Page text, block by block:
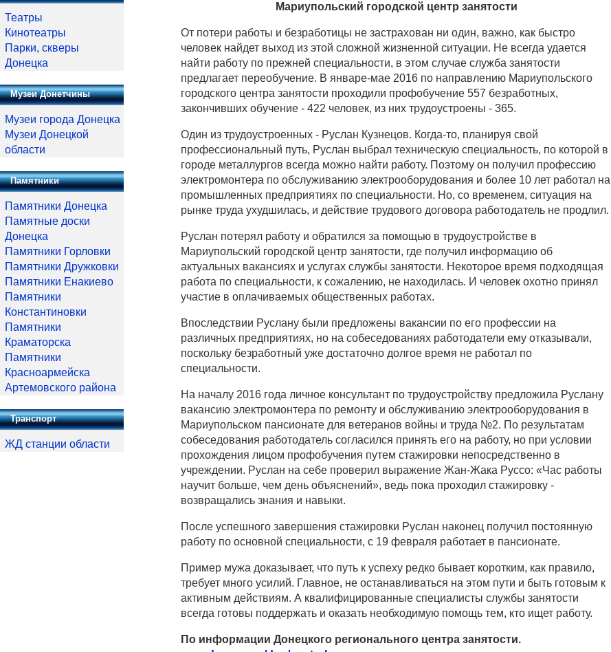
Мариупольский городской центр занятости
От потери работы и безработицы не застрахован ни один, важно, как быстро
человек найдет выход из этой сложной жизненной ситуации. Не всегда удается
найти работу по прежней специальности, в этом случае служба занятости
предлагает переобучение. В январе-мае 2016 по направлению Мариупольского
городского центра занятости проходили профобучение 557 безработных,
закончивших обучение - 422 человек, из них трудоустроены - 365.
Один из трудоустроенных - Руслан Кузнецов. Когда-то, планируя свой
профессиональный путь, Руслан выбрал техническую специальность, по которой в
городе металлургов всегда можно найти работу. Поэтому он получил профессию
электромонтера по обслуживанию электрооборудования и более 10 лет работал на
промышленных предприятиях по специальности. Но, со временем, ситуация на
рынке труда ухудшилась, и действие трудового договора работодатель не продлил.
Руслан потерял работу и обратился за помощью в трудоустройстве в
Мариупольский городской центр занятости, где получил информацию об
актуальных вакансиях и услугах службы занятости. Некоторое время подходящая
работа по специальности, к сожалению, не находилась. И человек охотно принял
участие в оплачиваемых общественных работах.
Впоследствии Руслану были предложены вакансии по его профессии на
различных предприятиях, но на собеседованиях работодатели ему отказывали,
поскольку безработный уже достаточно долгое время не работал по
специальности.
На началу 2016 года личное консультант по трудоустройству предложила Руслану
вакансию электромонтера по ремонту и обслуживанию электрооборудования в
Мариупольском пансионате для ветеранов войны и труда №2. По результатам
собеседования работодатель согласился принять его на работу, но при условии
прохождения лицом профобучения путем стажировки непосредственно в
учреждении. Руслан на себе проверил выражение Жан-Жака Руссо: «Час работы
научит больше, чем день объяснений», ведь пока проходил стажировку -
возвращались знания и навыки.
После успешного завершения стажировки Руслан наконец получил постоянную
работу по основной специальности, с 19 февраля работает в пансионате.
Пример мужа доказывает, что путь к успеху редко бывает коротким, как правило,
требует много усилий. Главное, не останавливаться на этом пути и быть готовым к
активным действиям. А квалифицированные специалисты службы занятости
всегда готовы поддержать и оказать необходимую помощь тем, кто ищет работу.
По информации Донецкого регионального центра занятости.
Театры
Кинотеатры
Парки, скверы
Донецка
Музеи Донетчины
Музеи города Донецка
Музеи Донецкой
области
Памятники
Памятники Донецка
Памятные доски
Донецка
Памятники Горловки
Памятники Дружковки
Памятники Енакиево
Памятники
Константиновки
Памятники
Краматорска
Памятники
Красноармейска
Артемовского района
Транспорт
ЖД станции области